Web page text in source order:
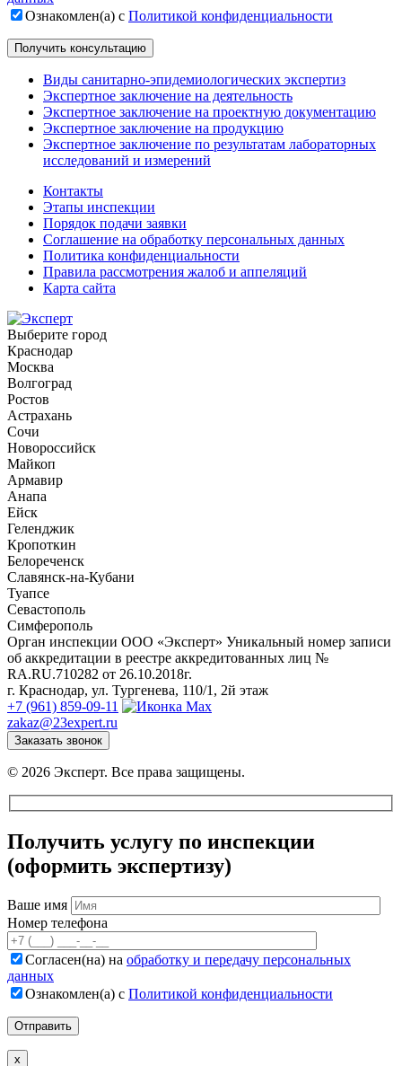
Ознакомлен(а) с Политикой конфиденциальности
Виды санитарно-эпидемиологических экспертиз
Экспертное заключение на деятельность
Экспертное заключение на проектную документацию
Экспертное заключение на продукцию
Экспертное заключение по результатам лабораторных
исследований и измерений
Контакты
Этапы инспекции
Порядок подачи заявки
Соглашение на обработку персональных данных
Политика конфиденциальности
Правила рассмотрения жалоб и аппеляций
Карта сайта
Выберите город
Краснодар
Москва
Волгоград
Ростов
Астрахань
Сочи
Новороссийск
Майкоп
Армавир
Анапа
Ейск
Геленджик
Кропоткин
Белореченск
Славянск-на-Кубани
Туапсе
Севастополь
Симферополь
Орган инспекции ООО «Эксперт» Уникальный номер записи
об аккредитации в реестре аккредитованных лиц №
RA.RU.710282 от 26.10.2018г.
г. Краснодар, ул. Тургенева, 110/1, 2й этаж
+7 (961) 859-09-11
zakaz@23expert.ru
Заказать звонок
© 2026 Эксперт. Все права защищены.
Получить услугу по инспекции
(оформить экспертизу)
Ваше имя
Номер телефона
Согласен(на) на обработку и передачу персональных
данных
Ознакомлен(а) с Политикой конфиденциальности
х